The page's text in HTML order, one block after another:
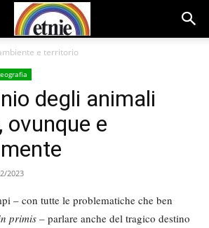
e territorio
degli animali
ovunque e
2023
– con tutte le problematiche che ben
primis – parlare anche del tragico destino